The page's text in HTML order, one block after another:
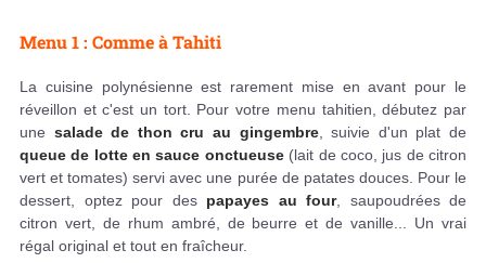
Menu 1 : Comme à Tahiti
La cuisine polynésienne est rarement mise en avant pour le
réveillon et c'est un tort. Pour votre menu tahitien, débutez par
une salade de thon cru au gingembre, suivie d'un plat de
queue de lotte en sauce onctueuse(lait de coco, jus de citron
vert et tomates) servi avec une purée de patates douces. Pour le
dessert, optez pour des papayes au four, saupoudrées de
citron vert, de rhum ambré, de beurre et de vanille... Un vrai
régal original et tout en fraîcheur.